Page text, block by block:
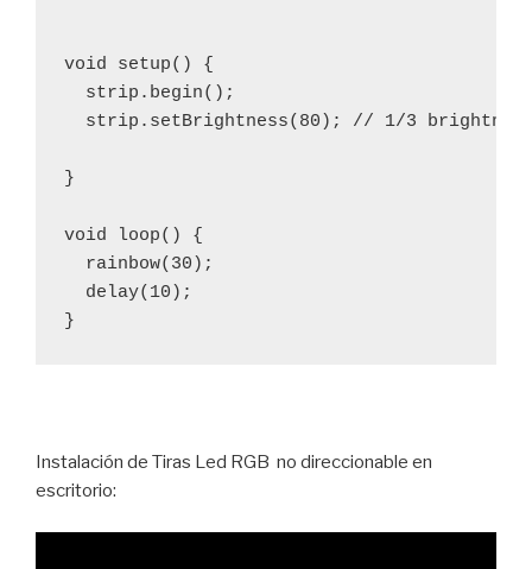
void setup() {
  strip.begin();
strip.setBrightness(80); // 1/3
}
void loop() {
  rainbow(30);
  delay(10);
}
Instalación de Tiras Led RGB no direccionable en
escritorio: